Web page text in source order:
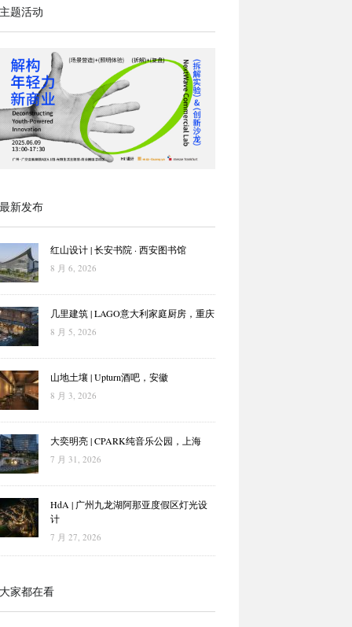
题活动
新发布
红山设计 | 长安书院 · 西安图书馆
8 月 6, 2026
几里建筑 | LAGO意大利家庭厨房，重庆
8 月 5, 2026
山地土壤 | Upturn酒吧，安徽
8 月 3, 2026
大奕明亮 | CPARK纯音乐公园，上海
7 月 31, 2026
HdA | 广州九龙湖阿那亚度假区灯光设
计
7 月 27, 2026
家都在看